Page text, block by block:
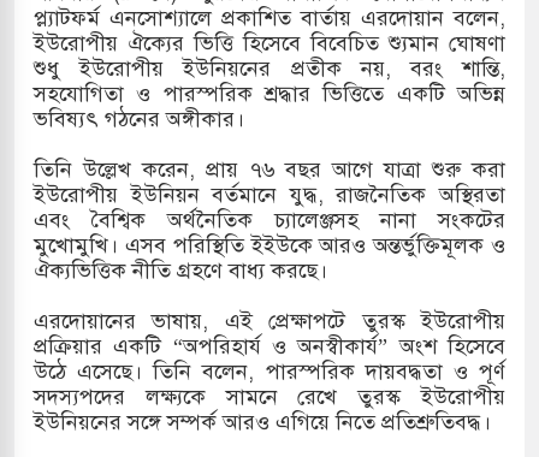
হয়ে আসছে ‘স্পেশাল রেসপন্স ব্যাটালিয়ন
বাসের মুখোমুখি সংঘর্ষে ৯ জন নিহত
৬ শ্রমিক নিহত, আহত ১৫
শব্দদূষণ নিয়ন্ত্রণে দেড় হাজার মসজিদ থেকে মাইক
বন্দুকধারীর গুলিতে শিক্ষক নিহত, হামলাকারীর আত্মহত্যা
প্ল্যাটফর্ম এনসোশ্যালে প্রকাশিত বার্তায় এরদোয়ান বলেন,
ইউরোপীয় ঐক্যের ভিত্তি হিসেবে বিবেচিত শ্যুমান ঘোষণা
শুধু ইউরোপীয় ইউনিয়নের প্রতীক নয়, বরং শান্তি,
সহযোগিতা ও পারস্পরিক শ্রদ্ধার ভিত্তিতে একটি অভিন্ন
ভবিষ্যৎ গঠনের অঙ্গীকার।
তিনি উল্লেখ করেন, প্রায় ৭৬ বছর আগে যাত্রা শুরু করা
ইউরোপীয় ইউনিয়ন বর্তমানে যুদ্ধ, রাজনৈতিক অস্থিরতা
এবং বৈশ্বিক অর্থনৈতিক চ্যালেঞ্জসহ নানা সংকটের
মুখোমুখি। এসব পরিস্থিতি ইইউকে আরও অন্তর্ভুক্তিমূলক ও
ঐক্যভিত্তিক নীতি গ্রহণে বাধ্য করছে।
এরদোয়ানের ভাষায়, এই প্রেক্ষাপটে তুরস্ক ইউরোপীয়
প্রক্রিয়ার একটি “অপরিহার্য ও অনস্বীকার্য” অংশ হিসেবে
উঠে এসেছে। তিনি বলেন, পারস্পরিক দায়বদ্ধতা ও পূর্ণ
সদস্যপদের লক্ষ্যকে সামনে রেখে তুরস্ক ইউরোপীয়
ইউনিয়নের সঙ্গে সম্পর্ক আরও এগিয়ে নিতে প্রতিশ্রুতিবদ্ধ।